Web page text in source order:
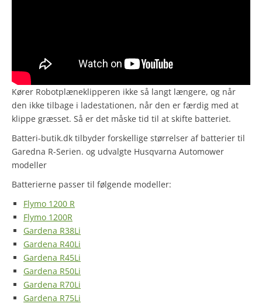
Kører Robotplæneklipperen ikke så langt længere, og når
den ikke tilbage i ladestationen, når den er færdig med at
klippe græsset. Så er det måske tid til at skifte batteriet.
Batteri-butik.dk tilbyder forskellige størrelser af batterier til
Garedna R-Serien. og udvalgte Husqvarna Automower
modeller
Batterierne passer til følgende modeller:
Flymo 1200 R
Flymo 1200R
Gardena R38Li
Gardena R40Li
Gardena R45Li
Gardena R50Li
Gardena R70Li
Gardena R75Li